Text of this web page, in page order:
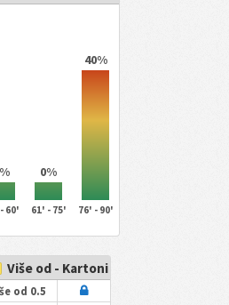
0%
40%
60' 61' - 75' 76' - 90'
Više od - Kartoni
od 0.5